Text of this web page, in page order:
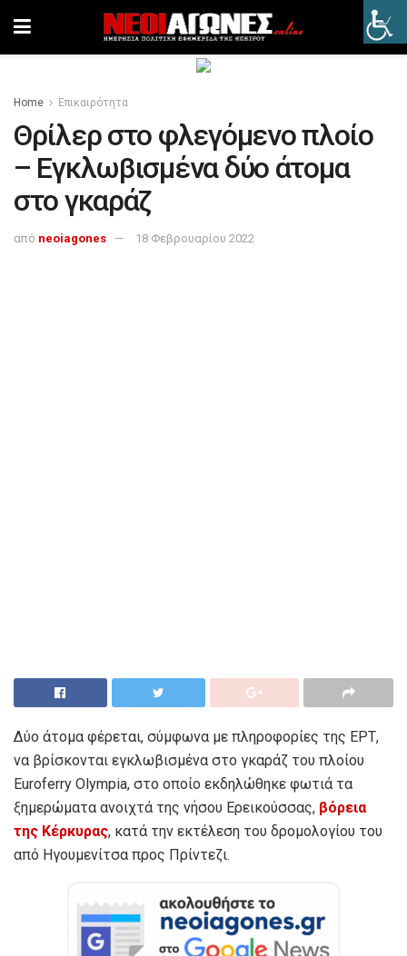
Home Επικαιρότητα
Θρίλερ στο φλεγόμενο πλοίο
– Εγκλωβισμένα δύο άτομα
στο γκαράζ
από neoiagones 18 Φεβρουαρίου 2022
Δύο άτομα φέρεται, σύμφωνα με πληροφορίες της ΕΡΤ,
να βρίσκονται εγκλωβισμένα στο γκαράζ του πλοίου
Euroferry Olympia, στο οποίο εκδηλώθηκε φωτιά τα
ξημερώματα ανοιχτά της νήσου Ερεικούσσας, βόρεια
της Κέρκυρας, κατά την εκτέλεση του δρομολογίου του
από Ηγουμενίτσα προς Πρίντεζι.